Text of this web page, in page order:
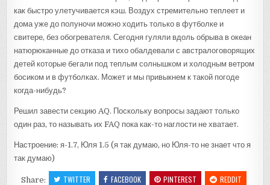
как быстро улетучивается кэш. Воздух стремительно теплеет и
дома уже до полуночи можно ходить только в футболке и
свитере, без обогревателя. Сегодня гуляли вдоль обрыва в океан
натюрюканные до отказа и тихо обалдевали с австралоговорящих
детей которые бегали под теплым солнышком и холодным ветром
босиком и в футболках. Может и мы привыкнем к такой погоде
когда-нибудь?
Решил завести секцию AQ. Поскольку вопросы задают только
один раз, то называть их FAQ пока как-то наглости не хватает.
Настроение: я-1.7, Юля 1.5 (я так думаю, но Юля-то не знает что я
так думаю)
Share: TWITTER FACEBOOK PINTEREST
REDDIT